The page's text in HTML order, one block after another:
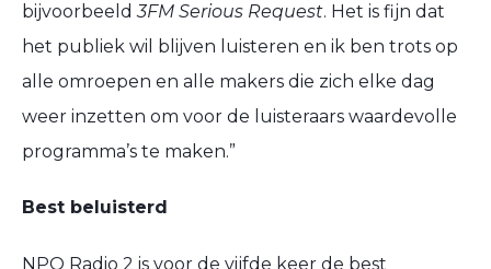
bijvoorbeeld3FM Serious Request. Het is fijn dat
het publiek wil blijven luisteren en ik ben trots op
alle omroepen en alle makers die zich elke dag
weer inzetten om voor de luisteraars waardevolle
programma’s te maken.”
Best beluisterd
NPO Radio 2 is voor de vijfde keer de best